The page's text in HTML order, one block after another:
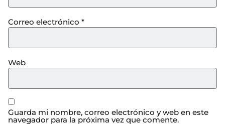
Correo electrónico *
Web
Guarda mi nombre, correo electrónico y web en este
navegador para la próxima vez que comente.